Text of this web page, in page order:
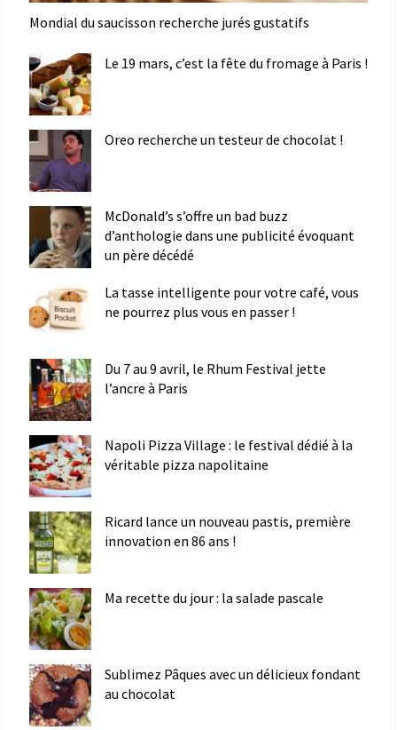
Mondial du saucisson recherche jurés gustatifs
Le 19 mars, c’est la fête du fromage à Paris !
Oreo recherche un testeur de chocolat !
McDonald’s s’offre un bad buzz
d’anthologie dans une publicité évoquant
un père décédé
La tasse intelligente pour votre café, vous
ne pourrez plus vous en passer !
Du 7 au 9 avril, le Rhum Festival jette
l’ancre à Paris
Napoli Pizza Village : le festival dédié à la
véritable pizza napolitaine
Ricard lance un nouveau pastis, première
innovation en 86 ans !
Ma recette du jour : la salade pascale
Sublimez Pâques avec un délicieux fondant
au chocolat